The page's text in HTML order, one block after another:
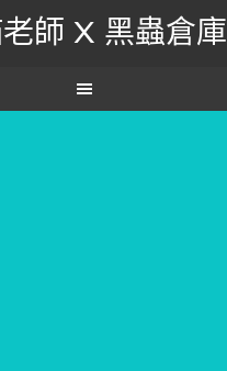
師 X 黑蟲倉庫